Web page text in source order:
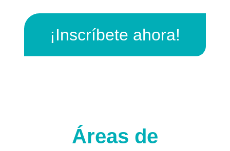
¡Inscríbete ahora!
Áreas de